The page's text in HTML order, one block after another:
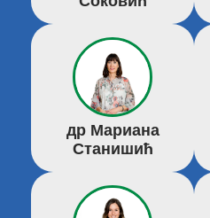
др Мариана
Станишић